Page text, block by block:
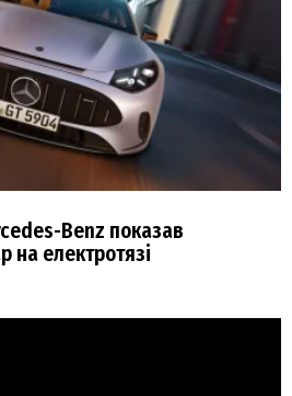
Benz показав
на електротязі